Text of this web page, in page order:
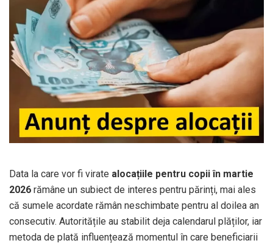
Data la care vor fi virate alocațiile pentru copii în martie
2026 rămâne un subiect de interes pentru părinți, mai ales
că sumele acordate rămân neschimbate pentru al doilea an
consecutiv. Autoritățile au stabilit deja calendarul plăților, iar
metoda de plată influențează momentul în care beneficiarii